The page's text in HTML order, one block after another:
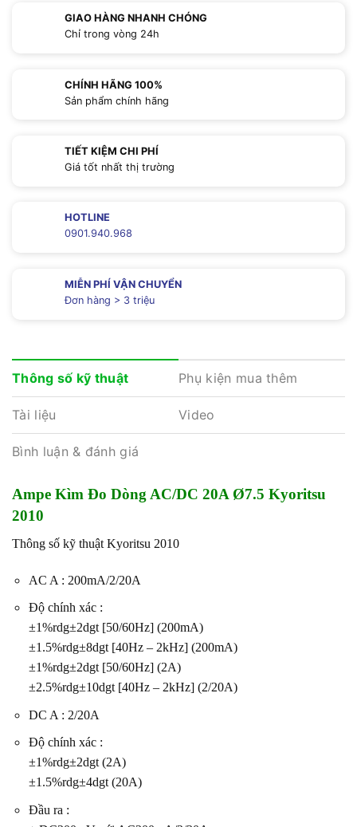
GIAO HÀNG NHANH CHÓNG
Chỉ trong vòng 24h
CHÍNH HÃNG 100%
Sản phẩm chính hãng
TIẾT KIỆM CHI PHÍ
Giá tốt nhất thị trường
HOTLINE
0901.940.968
MIỄN PHÍ VẬN CHUYỂN
Đơn hàng > 3 triệu
Thông số kỹ thuật Phụ kiện mua thêm
Tài liệu Video
Bình luận & đánh giá
Ampe Kìm Đo Dòng AC/DC 20A Ø7.5 Kyoritsu
2010
Thông số kỹ thuật Kyoritsu 2010
AC A : 200mA/2/20A
Độ chính xác :
±1%rdg±2dgt [50/60Hz] (200mA)
±1.5%rdg±8dgt [40Hz – 2kHz] (200mA)
±1%rdg±2dgt [50/60Hz] (2A)
±2.5%rdg±10dgt [40Hz – 2kHz] (2/20A)
DC A : 2/20A
Độ chính xác :
±1%rdg±2dgt (2A)
±1.5%rdg±4dgt (20A)
Đầu ra :